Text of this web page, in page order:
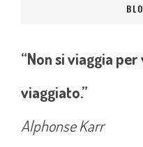
“Non si viaggia
viaggiato.”
Alphonse Karr